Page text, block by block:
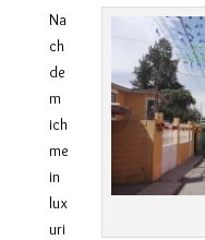
Na
ch
de
m
ich
me
in
lux
uri